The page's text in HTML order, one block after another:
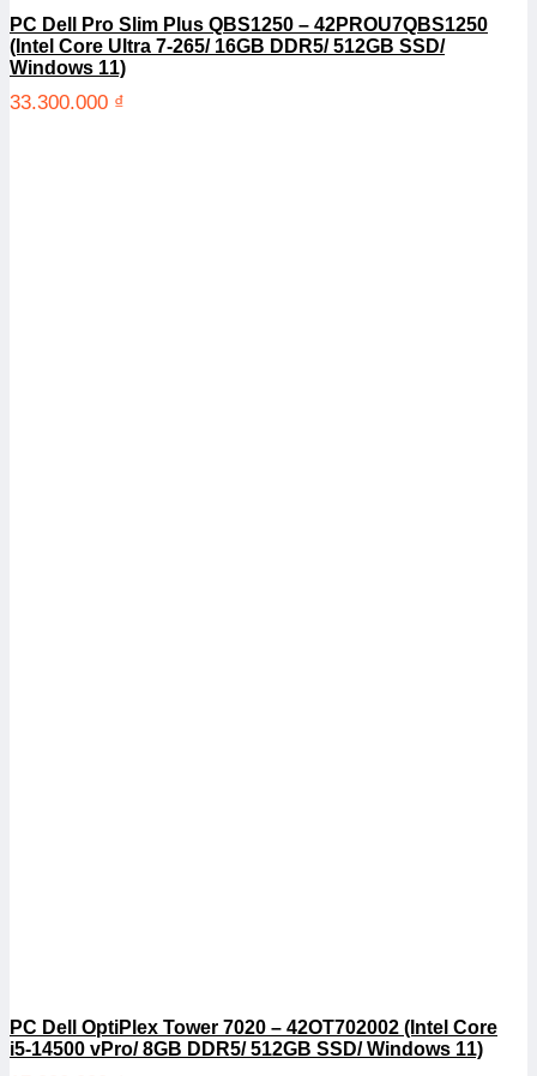
PC Dell Pro Slim Plus QBS1250 – 42PROU7QBS1250
(Intel Core Ultra 7-265/ 16GB DDR5/ 512GB SSD/
Windows 11)
33.300.000 ₫
PC Dell OptiPlex Tower 7020 – 42OT702002 (Intel Core
i5-14500 vPro/ 8GB DDR5/ 512GB SSD/ Windows 11)